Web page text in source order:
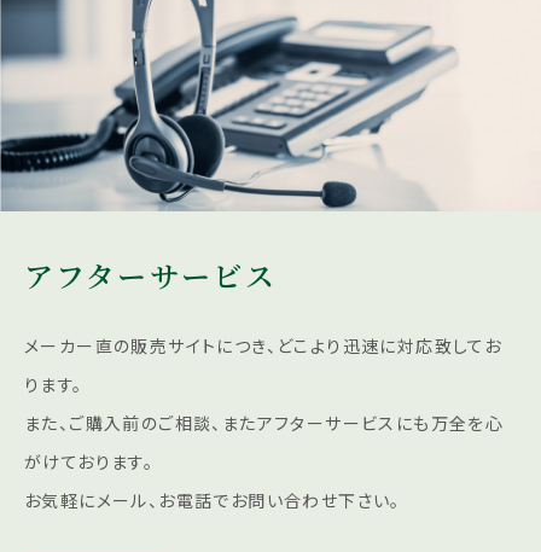
アフターサービス
メーカー直の販売サイトにつき、どこより迅速に対応致してお
ります。
また、ご購入前のご相談、またアフターサービスにも 万全を心
がけております。
お気軽にメール、お電話でお問い合わせ下さい。